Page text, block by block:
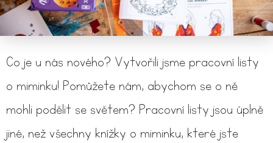
Co je u nás nového? Vytvořili jsme pracovní listy
o miminku! Pomůžete nám, abychom se o ně
mohli podělit se světem? Pracovní listy jsou úplně
jiné, než všechny knížky o miminku, které jste